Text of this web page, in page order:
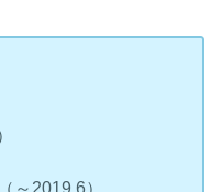
～2019.6）